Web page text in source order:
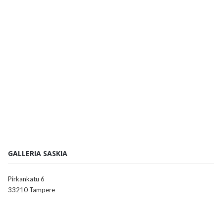
GALLERIA SASKIA
Pirkankatu 6
33210 Tampere